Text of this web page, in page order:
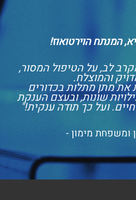
המנתח הוירטואוז!
לב, על הטיפול המסור,
והמוצלח.
את מתן מתלות בכדורים
שונות, ובעצם הענקת
חיים. ועל כך תודה ענקית!"
ומשפחת מימון -